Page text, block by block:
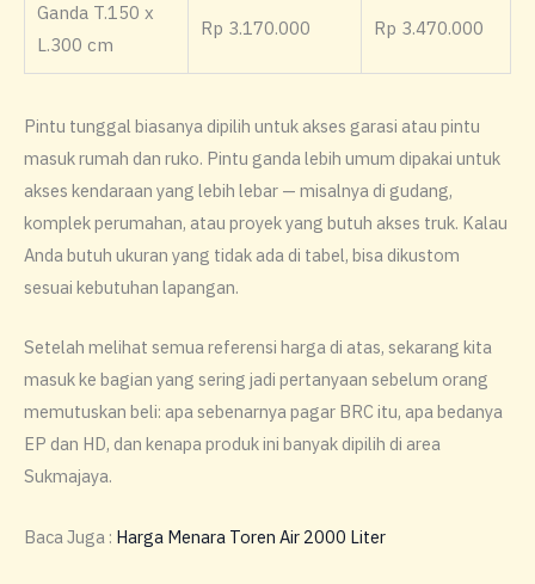
Ganda T.150 x
L.300 cm
Rp 3.170.000 Rp 3.470.000
Pintu tunggal biasanya dipilih untuk akses garasi atau pintu
masuk rumah dan ruko. Pintu ganda lebih umum dipakai untuk
akses kendaraan yang lebih lebar — misalnya di gudang,
komplek perumahan, atau proyek yang butuh akses truk. Kalau
Anda butuh ukuran yang tidak ada di tabel, bisa dikustom
sesuai kebutuhan lapangan.
Setelah melihat semua referensi harga di atas, sekarang kita
masuk ke bagian yang sering jadi pertanyaan sebelum orang
memutuskan beli: apa sebenarnya pagar BRC itu, apa bedanya
EP dan HD, dan kenapa produk ini banyak dipilih di area
Sukmajaya.
Baca Juga : Harga Menara Toren Air 2000 Liter